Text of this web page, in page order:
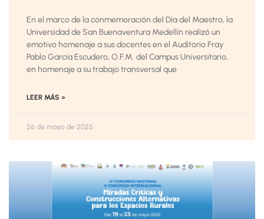
En el marco de la conmemoración del Día del Maestro, la
Universidad de San Buenaventura Medellín realizó un
emotivo homenaje a sus docentes en el Auditorio Fray
Pablo García Escudero, O.F.M. del Campus Universitario,
en homenaje a su trabajo transversal que
LEER MÁS »
26 de mayo de 2025